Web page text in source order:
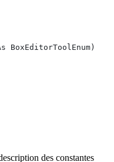
BoxEditorToolEnum )
des constantes